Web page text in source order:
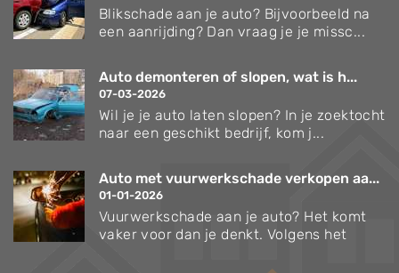
Blikschade aan je auto? Bijvoorbeeld na
een aanrijding? Dan vraag je je missc...
Auto demonteren of slopen, wat is h...
07-03-2026
Wil je je auto laten slopen? In je zoektocht
naar een geschikt bedrijf, kom j...
Auto met vuurwerkschade verkopen aa...
01-01-2026
Vuurwerkschade aan je auto? Het komt
vaker voor dan je denkt. Volgens het